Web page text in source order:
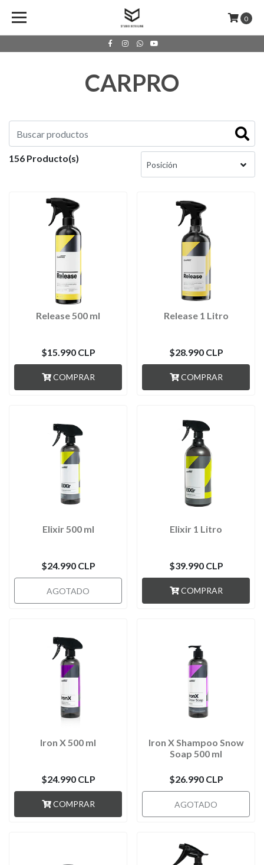
0
CARPRO
156 Producto(s)
Release 500 ml
$15.990 CLP
COMPRAR
Release 1 Litro
$28.990 CLP
COMPRAR
Elixir 500 ml
$24.990 CLP
AGOTADO
Elixir 1 Litro
$39.990 CLP
COMPRAR
Iron X 500 ml
$24.990 CLP
COMPRAR
Iron X Shampoo Snow
Soap 500 ml
$26.990 CLP
AGOTADO